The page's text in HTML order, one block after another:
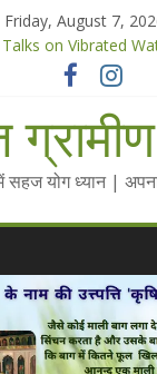
Friday, August 7,
on Vibrated
प्रसार किट
@ 2025 for
Ki Or Abhiyaan -
में सहज योग ध्यान |